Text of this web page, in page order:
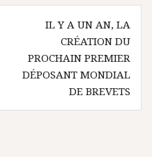
IL Y A UN AN, LA
CRÉATION DU
PROCHAIN PREMIER
DÉPOSANT MONDIAL
DE BREVETS